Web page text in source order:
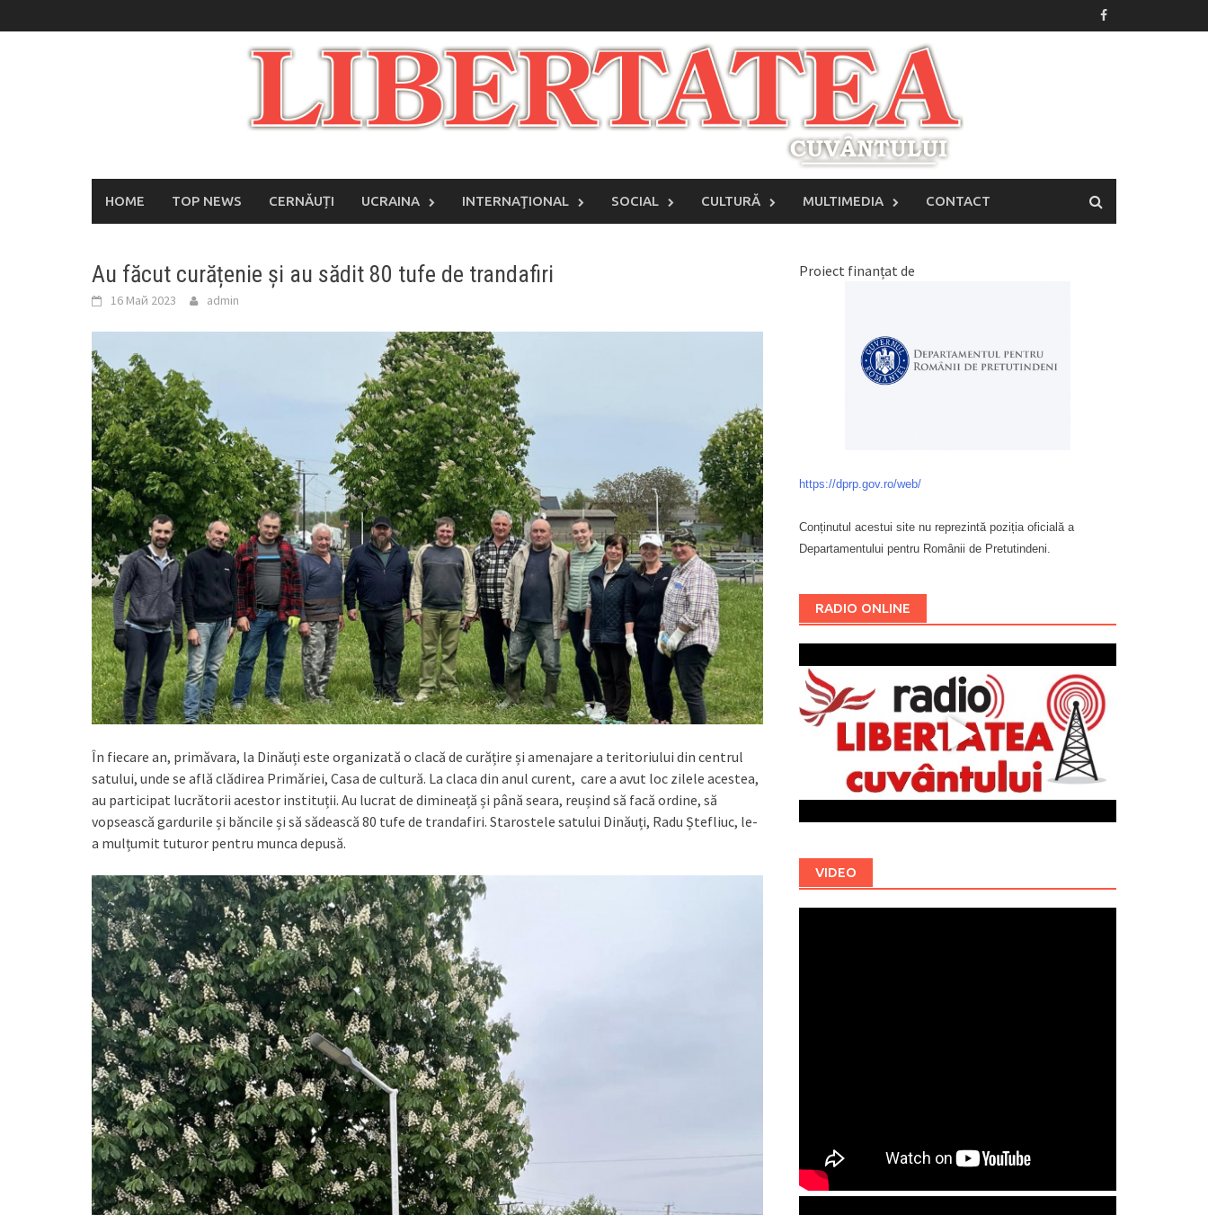
to
HOME TOP NEWS CERNĂUȚI UCRAINA INTERNAŢIONAL SOCIAL CULTURĂ MULTIMEDIA CONTACT
Au făcut curățenie și au sădit 80 tufe de trandafiri
16 Май 2023 admin
În fiecare an, primăvara, la Dinăuți este organizată o clacă de curățire și amenajare a teritoriului din centrul
satului, unde se află clădirea Primăriei, Casa de cultură. La claca din anul curent, care a avut loc zilele acestea,
au participat lucrătorii acestor instituții. Au lucrat de dimineață și până seara, reușind să facă ordine, să
vopsească gardurile și băncile și să sădească 80 tufe de trandafiri. Starostele satului Dinăuți, Radu Ștefliuc, le-
a mulțumit tuturor pentru munca depusă.
Proiect finanțat de
https://dprp.gov.ro/web/
Conținutul acestui site nu reprezintă poziția oficială a
Departamentului pentru Românii de Pretutindeni.
RADIO ONLINE
VIDEO